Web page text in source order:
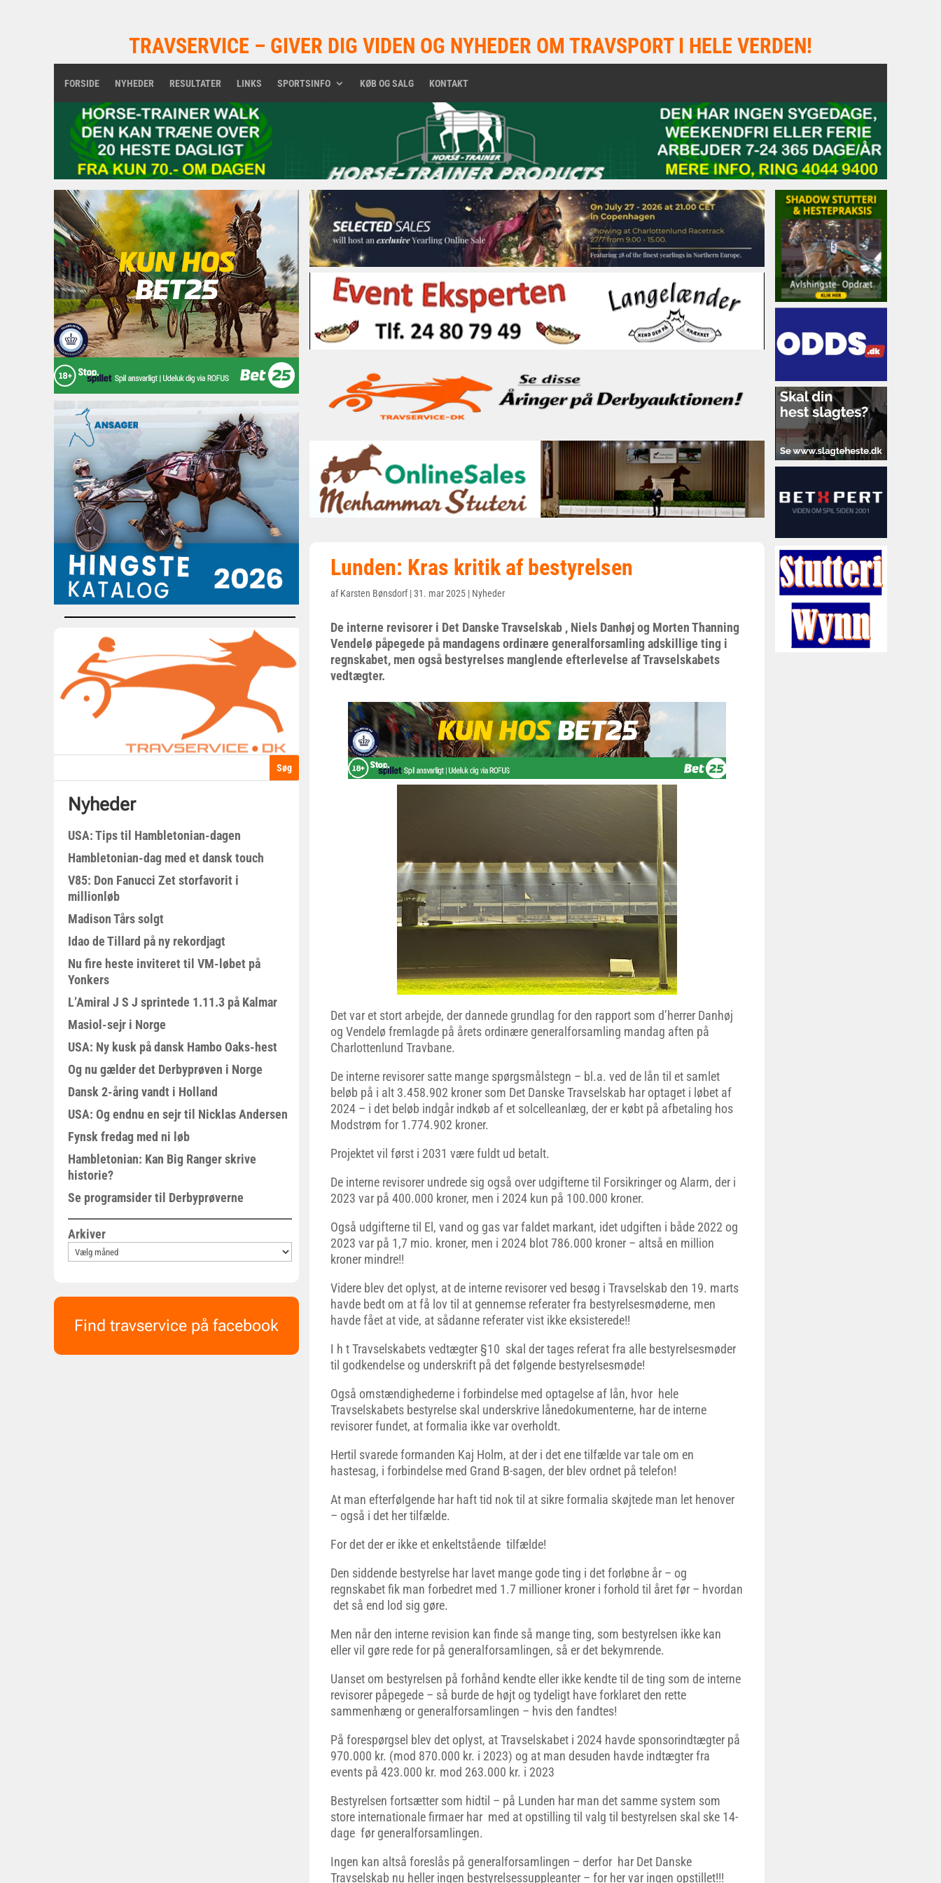
TRAVSERVICE – GIVER DIG VIDEN OG NYHEDER OM TRAVSPORT I HELE VERDEN!
FORSIDE NYHEDER RESULTATER LINKS SPORTSINFO KØB OG SALG KONTAKT
Nyheder
USA: Tips til Hambletonian-dagen
Hambletonian-dag med et dansk touch
V85: Don Fanucci Zet storfavorit i
millionløb
Madison Tårs solgt
Idao de Tillard på ny rekordjagt
Nu fire heste inviteret til VM-løbet på
Yonkers
L’Amiral J S J sprintede 1.11.3 på Kalmar
Masiol-sejr i Norge
USA: Ny kusk på dansk Hambo Oaks-hest
Og nu gælder det Derbyprøven i Norge
Dansk 2-åring vandt i Holland
USA: Og endnu en sejr til Nicklas Andersen
Fynsk fredag med ni løb
Hambletonian: Kan Big Ranger skrive
historie?
Se programsider til Derbyprøverne
Arkiver
Find travservice på facebook
Lunden: Kras kritik af bestyrelsen
afKarsten Bønsdorf|31. mar 2025 | Nyheder
De interne revisorer i Det Danske Travselskab , Niels Danhøj og Morten Thanning
Vendelø påpegede på mandagens ordinære generalforsamling adskillige ting i
regnskabet, men også bestyrelses manglende efterlevelse af Travselskabets
vedtægter.
Det var et stort arbejde, der dannede grundlag for den rapport som d’herrer Danhøj
og Vendelø fremlagde på årets ordinære generalforsamling mandag aften på
Charlottenlund Travbane.
De interne revisorer satte mange spørgsmålstegn – bl.a. ved de lån til et samlet
beløb på i alt 3.458.902 kroner som Det Danske Travselskab har optaget i løbet af
2024 – i det beløb indgår indkøb af et solcelleanlæg, der er købt på afbetaling hos
Modstrøm for 1.774.902 kroner.
Projektet vil først i 2031 være fuldt ud betalt.
De interne revisorer undrede sig også over udgifterne til Forsikringer og Alarm, der i
2023 var på 400.000 kroner, men i 2024 kun på 100.000 kroner.
Også udgifterne til El, vand og gas var faldet markant, idet udgiften i både 2022 og
2023 var på 1,7 mio. kroner, men i 2024 blot 786.000 kroner – altså en million
kroner mindre!!
Videre blev det oplyst, at de interne revisorer ved besøg i Travselskab den 19. marts
havde bedt om at få lov til at gennemse referater fra bestyrelsesmøderne, men
havde fået at vide, at sådanne referater vist ikke eksisterede!!
I h t Travselskabets vedtægter §10 skal der tages referat fra alle bestyrelsesmøder
til godkendelse og underskrift på det følgende bestyrelsesmøde!
Også omstændighederne i forbindelse med optagelse af lån, hvor hele
Travselskabets bestyrelse skal underskrive lånedokumenterne, har de interne
revisorer fundet, at formalia ikke var overholdt.
Hertil svarede formanden Kaj Holm, at der i det ene tilfælde var tale om en
hastesag, i forbindelse med Grand B-sagen, der blev ordnet på telefon!
At man efterfølgende har haft tid nok til at sikre formalia skøjtede man let henover
– også i det her tilfælde.
For det der er ikke et enkeltstående tilfælde!
Den siddende bestyrelse har lavet mange gode ting i det forløbne år – og
regnskabet fik man forbedret med 1.7 millioner kroner i forhold til året før – hvordan
det så end lod sig gøre.
Men når den interne revision kan finde så mange ting, som bestyrelsen ikke kan
eller vil gøre rede for på generalforsamlingen, så er det bekymrende.
Uanset om bestyrelsen på forhånd kendte eller ikke kendte til de ting som de interne
revisorer påpegede – så burde de højt og tydeligt have forklaret den rette
sammenhæng or generalforsamlingen – hvis den fandtes!
På forespørgsel blev det oplyst, at Travselskabet i 2024 havde sponsorindtægter på
970.000 kr. (mod 870.000 kr. i 2023) og at man desuden havde indtægter fra
events på 423.000 kr. mod 263.000 kr. i 2023
Bestyrelsen fortsætter som hidtil – på Lunden har man det samme system som
store internationale firmaer har med at opstilling til valg til bestyrelsen skal ske 14-
dage før generalforsamlingen.
Ingen kan altså foreslås på generalforsamlingen – derfor har Det Danske
Travselskab nu heller ingen bestyrelsessuppleanter – for her var ingen opstillet!!!